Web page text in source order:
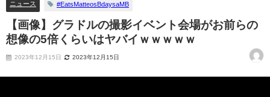
ニュース #EatsMatteosBdaysaMB
【画像】グラドルの撮影イベント会場がお前らの
想像の5倍くらいはヤバイｗｗｗｗｗ
2023年12月15日 2023年12月15日